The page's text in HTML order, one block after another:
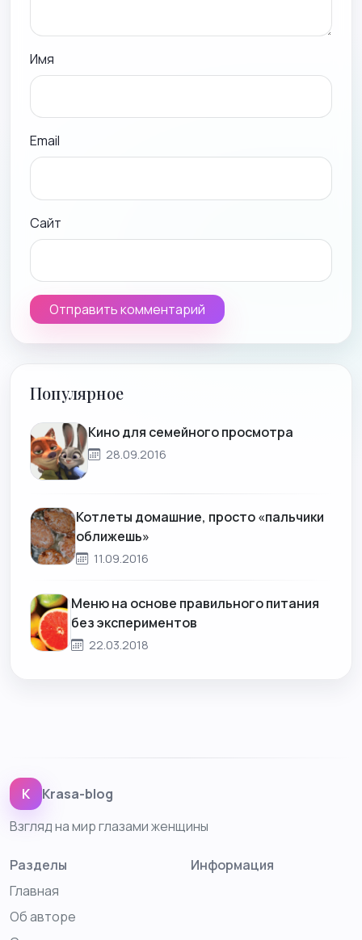
Имя
Email
Сайт
Популярное
Кино для семейного просмотра
28.09.2016
Котлеты домашние, просто «пальчики
оближешь»
11.09.2016
Меню на основе правильного питания
без экспериментов
22.03.2018
K
Krasa-blog
Взгляд на мир глазами женщины
Разделы
Главная
Об авторе
Информация